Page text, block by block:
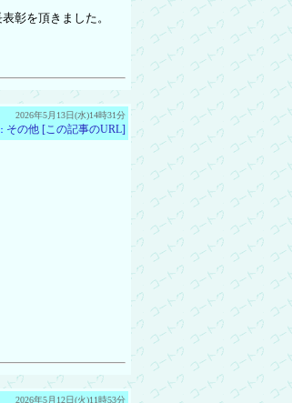
彰を頂きました。
2026年5月13日(水)14時31分
その他 [この記事のURL]
2026年5月12日(火)11時53分